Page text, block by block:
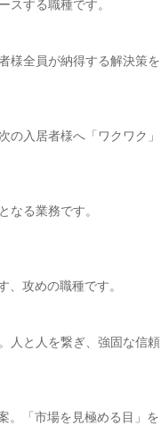
スする職種です。
様全員が納得する解決策を
入居者様へ「ワクワク」
なる業務です。
攻めの職種です。
人と人を繋ぎ、強固な信頼
。「市場を見極める目」を